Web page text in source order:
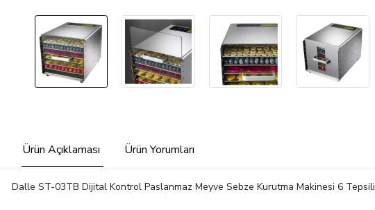
Ürün Açıklaması Ürün Yorumları
Dalle ST-03TB Dijital Kontrol Paslanmaz Meyve Sebze Kurutma Makinesi 6 Tepsili